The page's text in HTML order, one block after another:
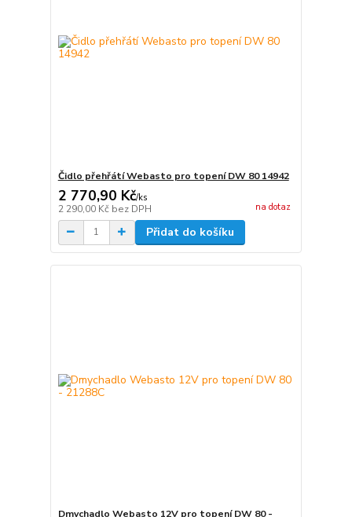
Čidlo přehřátí Webasto pro topení DW 80 14942
2 770,90 Kč/ks
2 290,00 Kč bez DPH na dotaz
Přidat do košíku
Dmychadlo Webasto 12V pro topení DW 80 -